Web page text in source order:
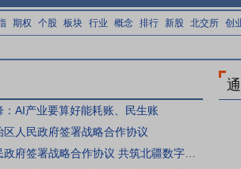
期权 个股 板块 行业 概念 排行 新股 北交所 创
AI产业要算好能耗账、民生账
人民政府签署战略合作协议